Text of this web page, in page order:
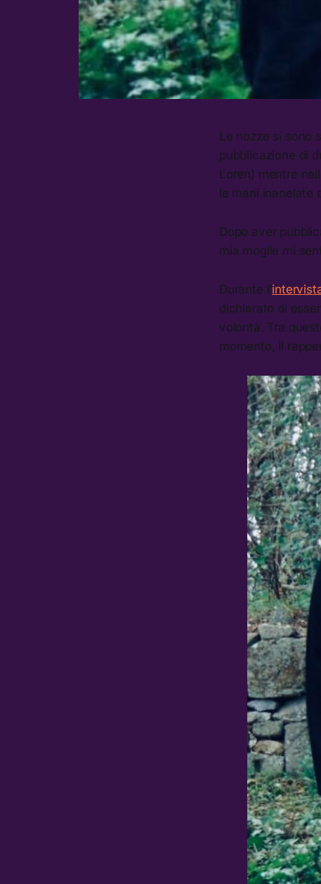
Le nozze si sono
pubblicazione di
Loren) mentre
le mani inanelate
Dopo aver
mia moglie mi
Durante l’
dichiarato di
volontà. Tra
momento, il